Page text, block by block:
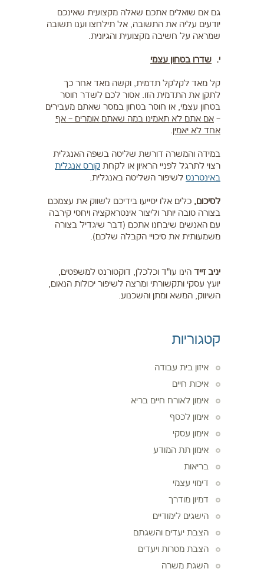
גם אם שואלים אתכם שאלה מקצועית שאינכם
יודעים עליה את התשובה, אל תילחצו וענו תשובה
שמראה על חשיבה מקצועית והגיונית.
י. שדרו בטחון עצמי
קל מאד לקלקל תדמית, וקשה מאד אחר כך
לתקן את התדמית הזו. אסור לכם לשדר חוסר
בטחון עצמי, או חוסר בטחון במסר שאתם מעבירים
– אם אתם לא תאמינו במה שאתם אומרים – אף
אחד לא יאמין.
במידה והמשרה דורשת שליטה בשפה האנגלית
רצוי לתרגל לפניי הראיון או לקחת קורס אנגלית
באינטרנט לשיפור השליטה באנגלית.
לסיכום, כלים אלו יסייעו בידיכם לשווק את עצמכם
בצורה טובה יותר וליצור אינטראקציה ויחסי קירבה
עם האנשים שיבחנו אתכם (דבר שיגדיל בצורה
משמעותית את סיכויי הקבלה שלכם).
יניב זייד הינו עו"ד וכלכלן, דוקטורנט למשפטים,
יועץ עסקי ותקשורתי ומרצה לשיפור יכולות הנאום,
השיווק, המשא ומתן והשכנוע.
קטגוריות
איזון בית עבודה
איכות חיים
אימון לאורח חיים בריא
אימון לכסף
אימון עסקי
אימון תת המודע
בריאות
דימוי עצמי
דמיון מודרך
הישגים לימודיים
הצבת יעדים והשגתם
הצבת מטרות ויעדים
השגת משרה